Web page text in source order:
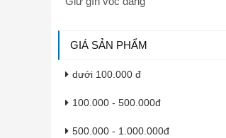
GIÁ SẢN PHẨM
dưới 100.000 đ
100.000 - 500.000đ
500.000 - 1.000.000đ